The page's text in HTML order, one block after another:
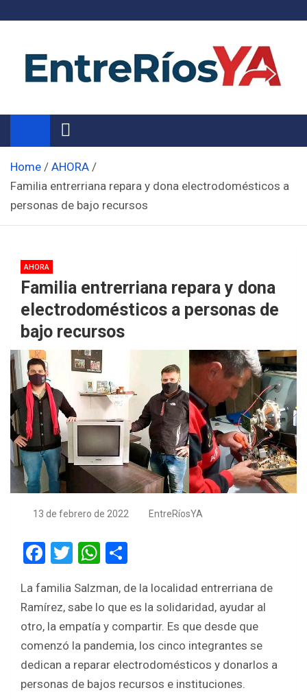
Noticias de Entre Ríos
Información de toda la provincia ahora
Home
AHORA
Familia entrerriana repara y dona electrodomésticos a
personas de bajo recursos
AHORA
Familia entrerriana repara y dona
electrodomésticos a personas de
bajo recursos
13 de febrero de 2022 EntreRíosYA
F
ce
b
o
o
k
T
tt
er
W
at
s
A
p
p
ar
e
La familia Salzman, de la localidad entrerriana de
Ramírez, sabe lo que es la solidaridad, ayudar al
otro, la empatía y compartir. Es que desde que
comenzó la pandemia, los cinco integrantes se
dedican a reparar electrodomésticos y donarlos a
personas de bajos recursos e instituciones.